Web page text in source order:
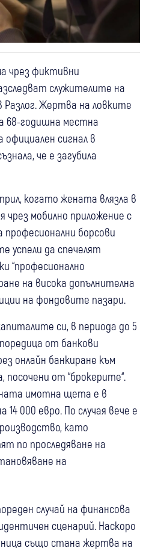
чрез фиктивни
служителите на
Разлог. Жертва на ловките
68-годишна местна
сигнал в
че е загубила
когато жената влязла в
чрез мобилно приложение с
борсови
успели да спечелят
“професионално
на висока допълнителна
на фондовите пазари.
си, в периода до 5
от банкови
онлайн банкиране към
посочени от “брокерите“.
имотна щета е в
14 000 евро. По случая вече е
като
по проследяване на
на
случай на финансова
сценарий. Наскоро
също стана жертва на